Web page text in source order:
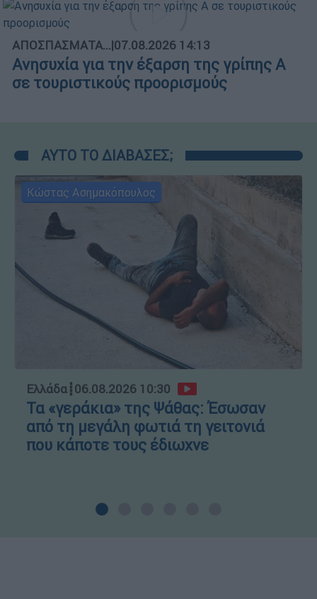
ΑΠΟΣΠΑΣΜΑΤΑ...|07.08.2026 14:13
Ανησυχία για την έξαρση της γρίπης Α
σε τουριστικούς προορισμούς
ΑΥΤΟ ΤΟ ΔΙΑΒΑΣΕΣ;
Κώστας Ασημακόπουλος
Ελλάδα┋06.08.2026 10:30
Τα «γεράκια» της Ψάθας: Έσωσαν
από τη μεγάλη φωτιά τη γειτονιά
που κάποτε τους έδιωχνε